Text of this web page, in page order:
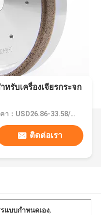
หรับเครื่องเจียรกระจก
ราคา：USD26.86-33.58/pcs
ติดต่อเรา
รแบบกำหนดเอง,